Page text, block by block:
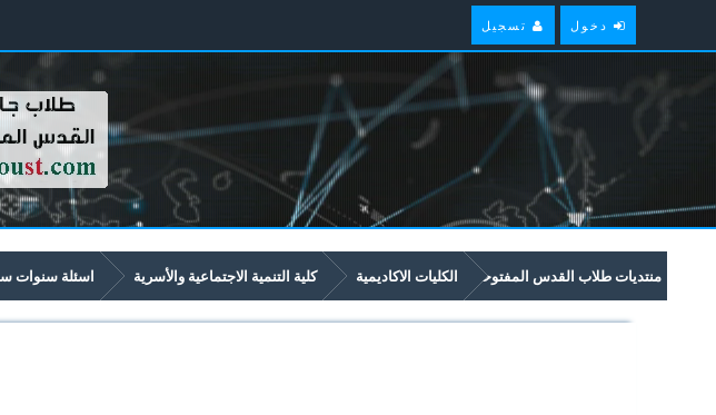
دخول تسجيل
منتديات طلاب القدس المفتوحة الكليات الاكاديمية كلية التنمية الاجتماعية والأسرية اسئلة سنوات
امتحانات سابقة وملخصات لمواد مستوى سنة ثالثة في برنامج التنمية الاجتماعية والأسرية تبدأ برقم 33xx 3333